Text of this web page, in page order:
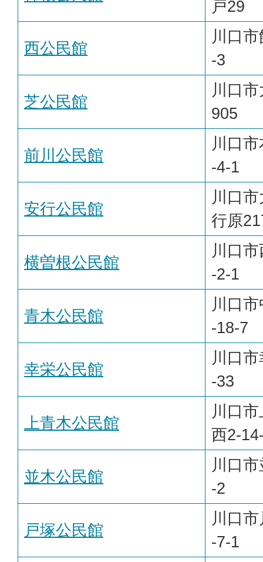
戸29
西公民館
川口
-3
芝公民館
川口
905
前川公民館
川口
-4-1
安行公民館
川口
行原
横曽根公民館
川口
-2-1
青木公民館
川口
-18-7
幸栄公民館
川口
-33
上青木公民館
川口
西2-
並木公民館
川口
-2
戸塚公民館
川口
-7-1